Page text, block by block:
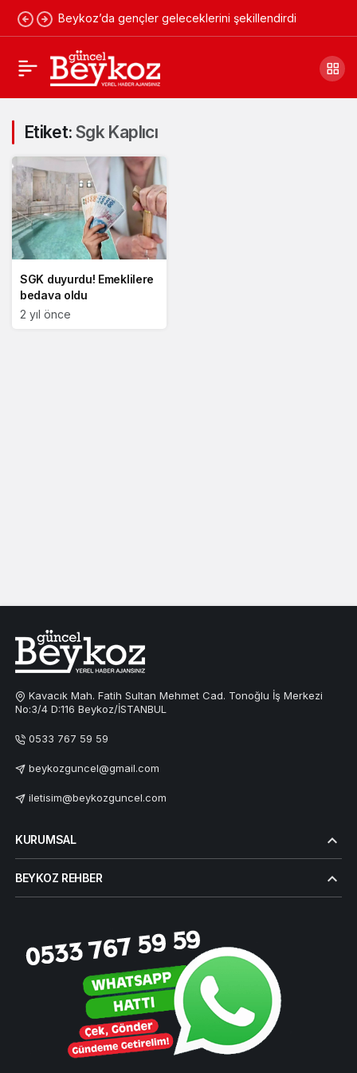
Beykoz’da gençler geleceklerini şekillendirdi
Etiket: Sgk Kaplıcı
SGK duyurdu! Emeklilere
bedava oldu
2 yıl önce
Kavacık Mah. Fatih Sultan Mehmet Cad. Tonoğlu İş Merkezi
No:3/4 D:116 Beykoz/İSTANBUL
0533 767 59 59
beykozguncel@gmail.com
iletisim@beykozguncel.com
KURUMSAL
BEYKOZ REHBER